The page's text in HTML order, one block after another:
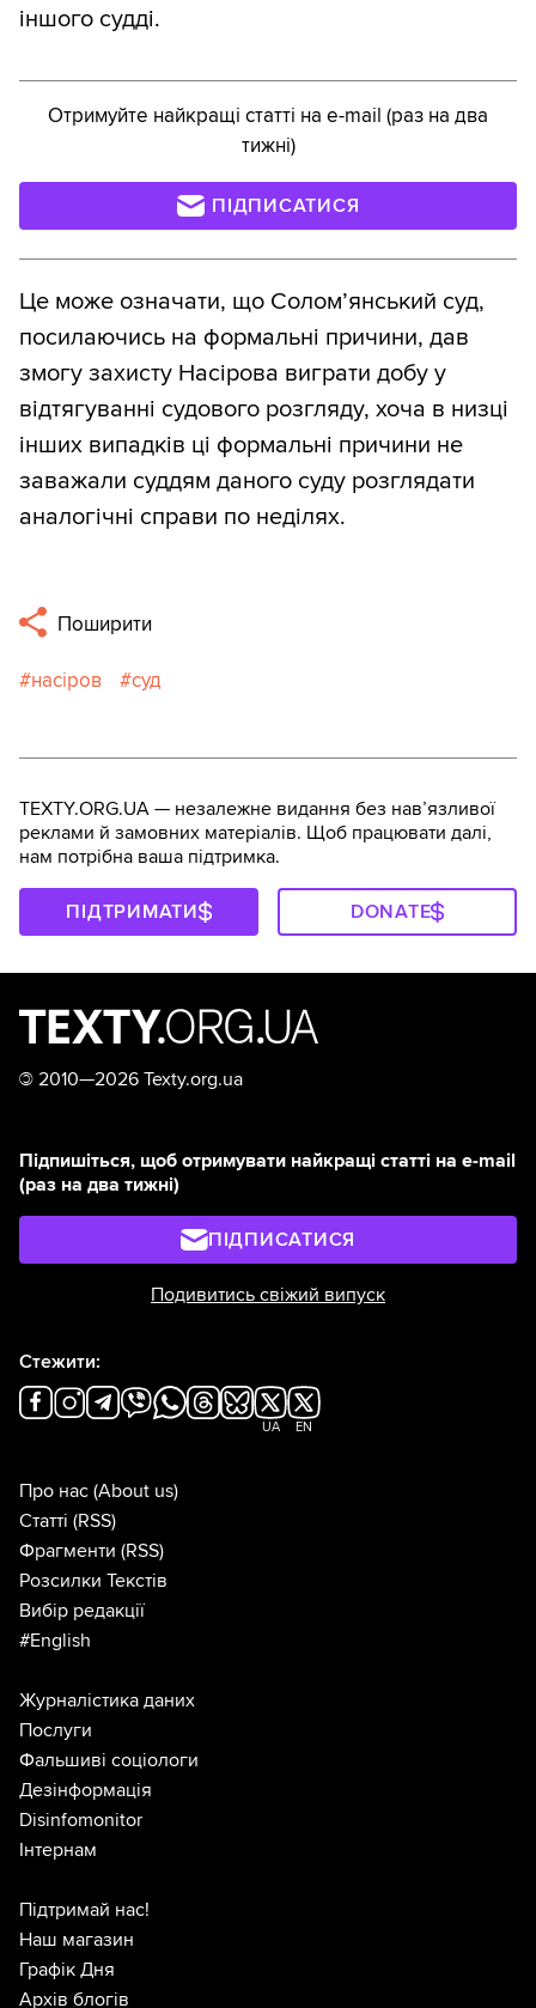
іншого судді.
Отримуйте найкращі статті на e-mail (раз на два
тижні)
ПІДПИСАТИСЯ
Це може означати, що Солом’янський суд,
посилаючись на формальні причини, дав
змогу захисту Насірова виграти добу у
відтягуванні судового розгляду, хоча в низці
інших випадків ці формальні причини не
заважали суддям даного суду розглядати
аналогічні справи по неділях.
Поширити
насіров суд
TEXTY.ORG.UA — незалежне видання без навʼязливої
реклами й замовних матеріалів. Щоб працювати далі,
нам потрібна ваша підтримка.
ПІДТРИМАТИ DONATE
© 2010—2026 Texty.org.ua
Підпишіться, щоб отримувати найкращі статті на e-mail
(раз на два тижні)
ПІДПИСАТИСЯ
Подивитись свіжий випуск
Стежити:
UA EN
Про нас (About us)
Статті (RSS)
Фрагменти (RSS)
Розсилки Текстів
Вибір редакції
#English
Журналістика даних
Послуги
Фальшиві соціологи
Дезінформація
Disinfomonitor
Інтернам
Підтримай нас!
Наш магазин
Графік Дня
Архів блогів